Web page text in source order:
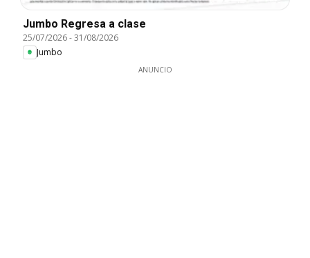
Jumbo Regresa a clase
25/07/2026-31/08/2026
Jumbo
ANUNCIO